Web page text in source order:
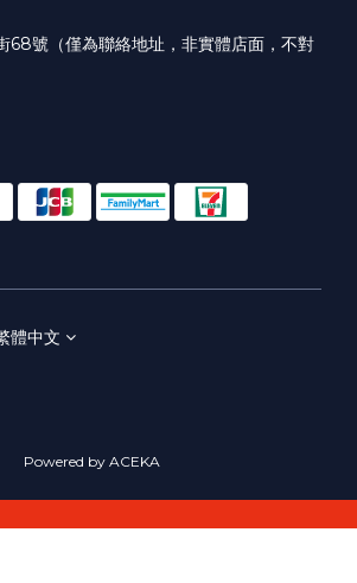
68號（僅為聯絡地址，非實體店面，不對
體中文
Powered by ACEKA